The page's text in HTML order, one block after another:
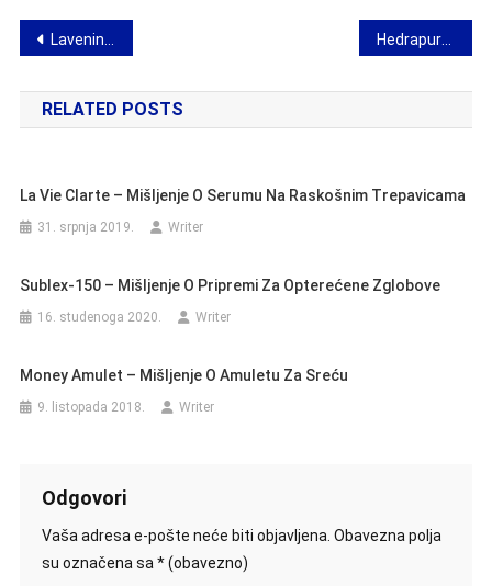
Navigacija
objava
Lavenin za mikozu stopala i noktiju – recenzije, cijena, učinci, gdje kupiti?
RELATED POSTS
La Vie Clarte – Mišljenje O Serumu Na Raskošnim Trepavicama
31. srpnja 2019. Writer
Sublex-150 – Mišljenje O Pripremi Za Opterećene Zglobove
16. studenoga 2020. Writer
Money Amulet – Mišljenje O Amuletu Za Sreću
9. listopada 2018. Writer
Odgovori
Vaša adresa e-pošte neće biti objavljena. Obavezna polja
su označena sa * (obavezno)